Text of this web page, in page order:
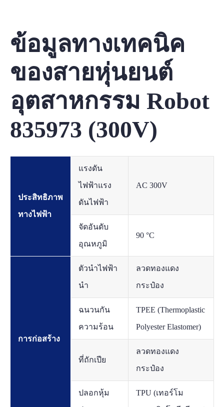
ข้อมูลทางเทคนิค
ของสายหุ่นยนต์
อุตสาหกรรม Robot
835973 (300V)
ประสิทธิภาพ
ทางไฟฟ้า
แรงดัน
ไฟฟ้าแรง
ดันไฟฟ้า
AC 300V
จัดอันดับ
อุณหภูมิ
90 °C
การก่อสร้าง
ตัวนำไฟฟ้า
นำ
ลวดทองแดง
กระป๋อง
ฉนวนกัน
ความร้อน
TPEE (Thermoplastic
Polyester Elastomer)
ที่ถักเปีย
ลวดทองแดง
กระป๋อง
ปลอกหุ้ม
TPU (เทอร์โม